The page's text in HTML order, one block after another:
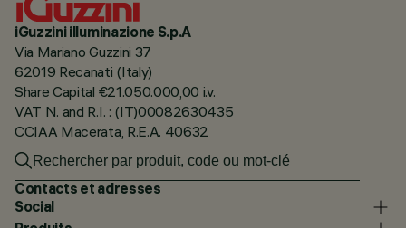
iGuzzini illuminazione S.p.A
Via Mariano Guzzini 37
62019 Recanati (Italy)
Share Capital €21.050.000,00 i.v.
VAT N. and R.I. : (IT)00082630435
CCIAA Macerata, R.E.A. 40632
Contacts et adresses
Social